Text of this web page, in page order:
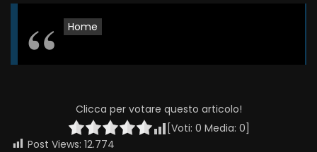
Home
Clicca per votare questo articolo!
[Voti: 0 Media: 0]
Post Views: 12.774